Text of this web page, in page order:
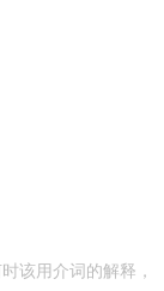
该用介词的解释，